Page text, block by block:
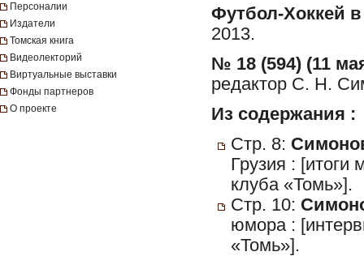
Персоналии
Издатели
Томская книга
Видеолекторий
Виртуальные выставки
Фонды партнеров
О проекте
Футбол-Хоккей
2013.
№ 18 (594) (11
редактор С. Н.
Из содержания :
Стр. 8:
Грузия : [итоги
клуба «Томь»].
Стр. 10:
юмора :
«Томь»].